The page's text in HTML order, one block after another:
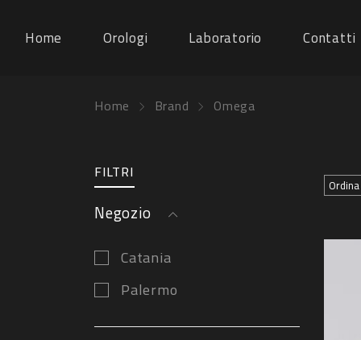
Home Orologi Laboratorio Contatti
Home Brand Omega
FILTRI
Negozio
Catania
Palermo